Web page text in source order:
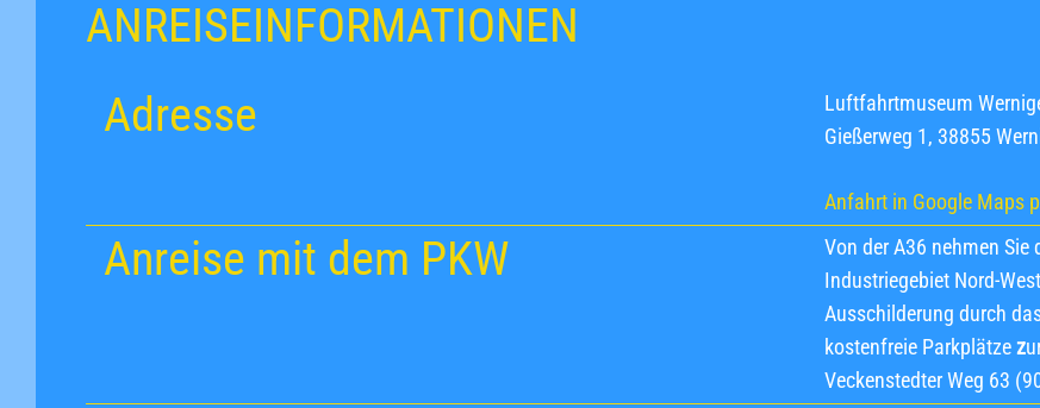
ANREISEINFORMATIONEN
Adresse
Luftfahrtmuseum
Gießerweg 1, 38855
Anfahrt in Google Maps
Anreise mit dem PKW
Von der A36 nehmen
Industriegebiet Nord-
Ausschilderung durch
kostenfreie Parkplätze z
Veckenstedter Weg 63